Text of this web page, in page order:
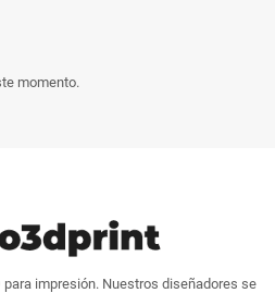
momento.
impresión. Nuestros diseñadores se